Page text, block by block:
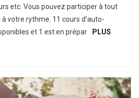
Ligne
etc. Vous pouvez participer à tout
votre rythme. 11 cours d’auto-
et 1 est en prépar
PLUS